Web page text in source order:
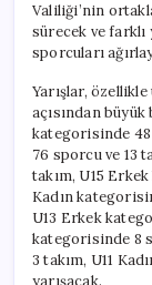
Valiliği’nin
sürecek ve
sporcuları
Yarışlar,
açısından
kategorisinde 48
76 sporcu ve 13
takım, U15
Kadın
U13 Erkek
kategorisinde 8
3 takım, U11
yarışacak.